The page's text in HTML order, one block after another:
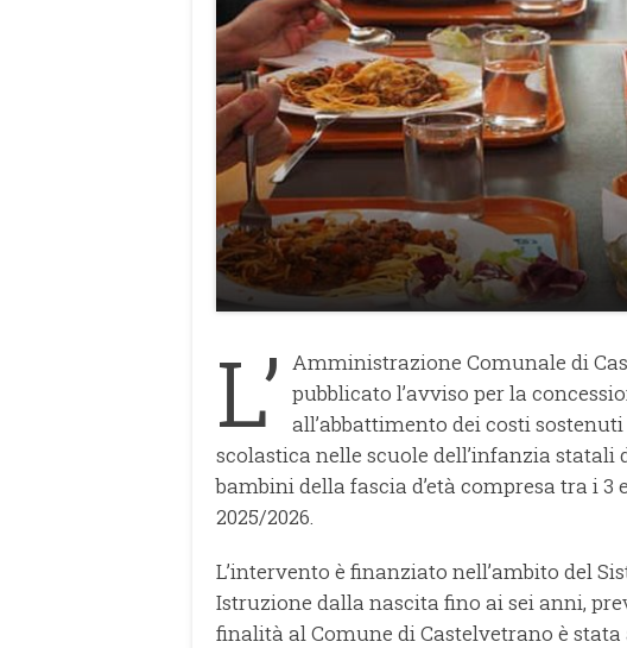
L’ Amministrazione Comunale di
pubblicato l’avviso per la
all’abbattimento dei costi
scolastica nelle scuole dell’infanzia
bambini della fascia d’età compresa tra i 3
2025/2026.
L’intervento è finanziato nell’ambito del
Istruzione dalla nascita fino ai sei anni,
finalità al Comune di Castelvetrano è stata